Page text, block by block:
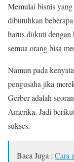
Memulai bisnis
dibutuhkan
harus diikuti dengan
semua orang bisa
Namun pada
pengusaha jika
Gerber adalah
Amerika. Jadi
sukses.
Baca Juga : Cara